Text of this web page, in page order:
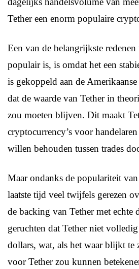
Tether een enorm populaire
Een van de belangrijkste
populair is, is omdat het een
is gekoppeld aan de
dat de waarde van Tether in
zou moeten blijven. Dit maakt
cryptocurrency’s voor
willen behouden tussen trades
Maar ondanks de populariteit
laatste tijd veel twijfels gerezen
de backing van Tether met echte
geruchten dat Tether niet
dollars, wat, als het waar blijkt te
voor Tether zou kunnen